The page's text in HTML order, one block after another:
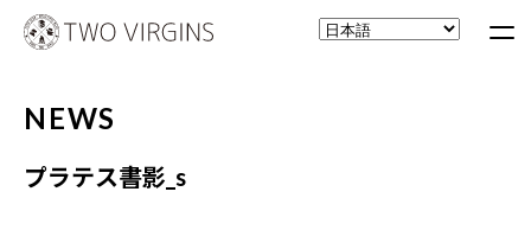
NEWS
プラテス書影_s